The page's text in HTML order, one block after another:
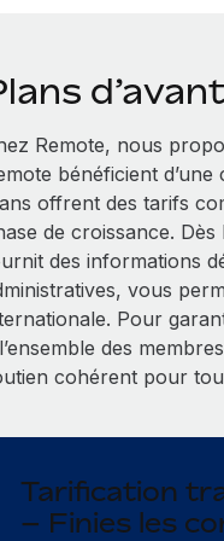
Remote, nous
bénéficient
offrent des tarifs
de croissance. Dès
des informations
vous
Pour
des
cohérent pour
Tarification
– Finies les